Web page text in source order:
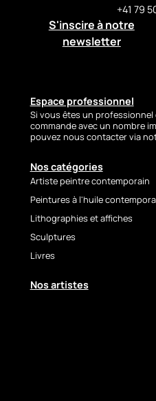
eine
Auf
für
+41 79
S'inscire à notre
newsletter
Nos catégories
Artiste peintre contemporain
Peintures à l'huile
Lithographies et affiches
Sculptures
Livres
Nos artistes
Espace professionnel
Si vous êtes un
commande avec un nombre
pouvez nous contacter via